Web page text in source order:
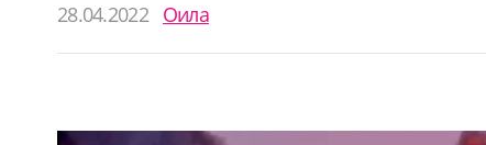
28.04.2022 Оила